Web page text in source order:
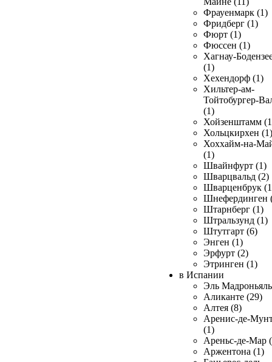
Фрауенмарк (1)
Фридберг (1)
Фюрт (1)
Фюссен (1)
Хагнау-
(1)
Хехендорф (1)
Хильтер-ам-
Тойтобургер-
(1)
Хойзенштамм
Хольцкирхен (1)
Хоххайм-на-
(1)
Швайнфурт (1)
Шварцвальд (2)
Шварценбрук
Шнефердинген
Штарнберг (1)
Штральзунд (1)
Штутгарт (6)
Энген (1)
Эрфурт (2)
Этринген (1)
в Испании
Эль
Аликанте (29)
Алтея (8)
Аренис-де-
(1)
Ареньс-де-Мар
Аржентона (1)